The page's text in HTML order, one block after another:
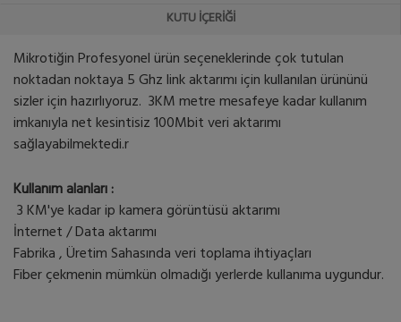
KUTU İÇERIĞI
Mikrotiğin Profesyonel ürün seçeneklerinde çok tutulan
noktadan noktaya 5 Ghz link aktarımı için kullanılan ürününü
sizler için hazırlıyoruz. 3KM metre mesafeye kadar kullanım
imkanıyla net kesintisiz 100Mbit veri aktarımı
sağlayabilmektedi.r
Kullanım alanları :
3 KM'ye kadar ip kamera görüntüsü aktarımı
İnternet / Data aktarımı
Fabrika , Üretim Sahasında veri toplama ihtiyaçları
Fiber çekmenin mümkün olmadığı yerlerde kullanıma uygundur.